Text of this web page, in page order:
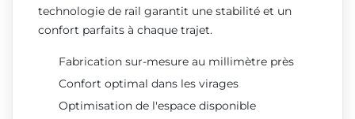
technologie de rail garantit une stabilité et un
confort parfaits à chaque trajet.
Fabrication sur-mesure au millimètre près
Confort optimal dans les virages
Optimisation de l'espace disponible